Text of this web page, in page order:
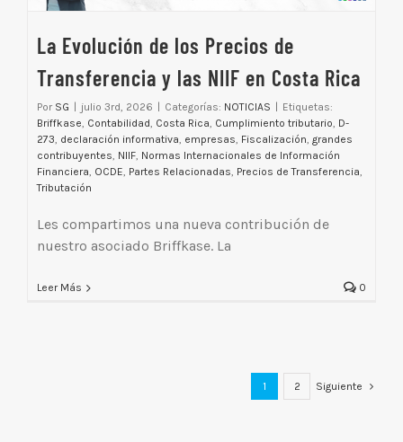
La Evolución de los Precios de
Transferencia y las NIIF en Costa Rica
Por SG julio 3rd, 2026 Categorías: NOTICIAS
Etiquetas:
Briffkase, Contabilidad, Costa Rica, Cumplimiento tributario, D-
273, declaración informativa, empresas, Fiscalización, grandes
contribuyentes, NIIF, Normas Internacionales de Información
Financiera, OCDE, Partes Relacionadas, Precios de Transferencia,
Tributación
Les compartimos una nueva contribución de
nuestro asociado Briffkase. La
Leer Más 0
1 2 Siguiente